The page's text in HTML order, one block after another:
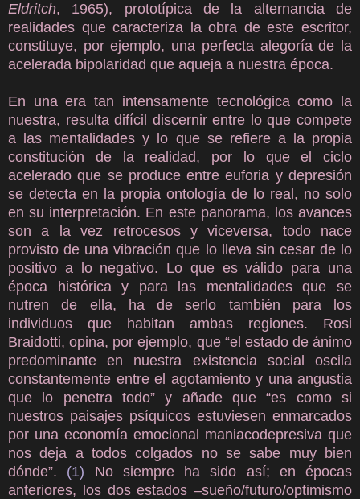
Eldritch, 1965), prototípica de la alternancia de
realidades que caracteriza la obra de este escritor,
constituye, por ejemplo, una perfecta alegoría de la
acelerada bipolaridad que aqueja a nuestra época.
En una era tan intensamente tecnológica como la
nuestra, resulta difícil discernir entre lo que compete
a las mentalidades y lo que se refiere a la propia
constitución de la realidad, por lo que el ciclo
acelerado que se produce entre euforia y depresión
se detecta en la propia ontología de lo real, no solo
en su interpretación. En este panorama, los avances
son a la vez retrocesos y viceversa, todo nace
provisto de una vibración que lo lleva sin cesar de lo
positivo a lo negativo. Lo que es válido para una
época histórica y para las mentalidades que se
nutren de ella, ha de serlo también para los
individuos que habitan ambas regiones. Rosi
Braidotti, opina, por ejemplo, que “el estado de ánimo
predominante en nuestra existencia social oscila
constantemente entre el agotamiento y una angustia
que lo penetra todo” y añade que “es como si
nuestros paisajes psíquicos estuviesen enmarcados
por una economía emocional maniacodepresiva que
nos deja a todos colgados no se sabe muy bien
dónde”. (1) No siempre ha sido así; en épocas
anteriores, los dos estados –sueño/futuro/optimismo